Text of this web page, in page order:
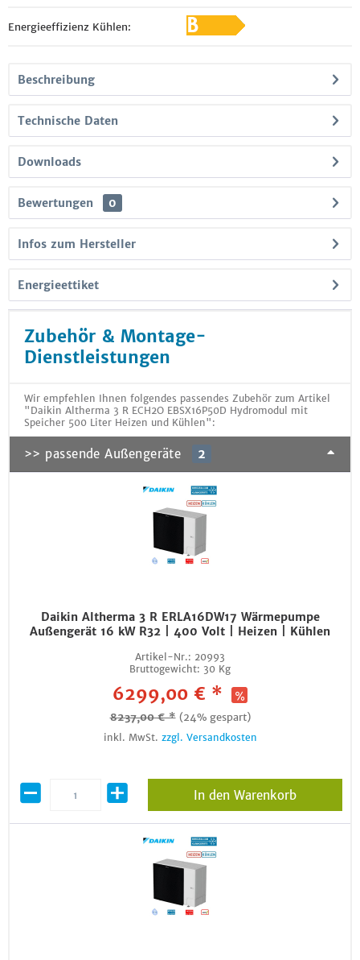
Energieeffizienz Kühlen:
Beschreibung
Technische Daten
Downloads
Bewertungen 0
Infos zum Hersteller
Energieettiket
Zubehör & Montage-
Dienstleistungen
Wir empfehlen Ihnen folgendes passendes Zubehör zum Artikel
"Daikin Altherma 3 R ECH2O EBSX16P50D Hydromodul mit
Speicher 500 Liter Heizen und Kühlen":
>> passende Außengeräte 2
Daikin Altherma 3 R ERLA16DW17 Wärmepumpe
Außengerät 16 kW R32 | 400 Volt | Heizen | Kühlen
Artikel-Nr.: 20993
Bruttogewicht: 30 Kg
6299,00 € *
8237,00 € * (24% gespart)
inkl. MwSt. zzgl. Versandkosten
In den Warenkorb